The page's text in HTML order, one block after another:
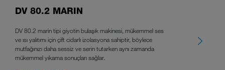
DV 80.2 MARIN
DV 80.2 marin tipi giyotin bulaşık makinesi, mükemmel ses
ve ısı yalıtımı için çift cidarlı izolasyona sahiptir, böylece
mutfağınızı daha sessiz ve serin tutarken aynı zamanda
mükemmel yıkama sonuçları sağlar.